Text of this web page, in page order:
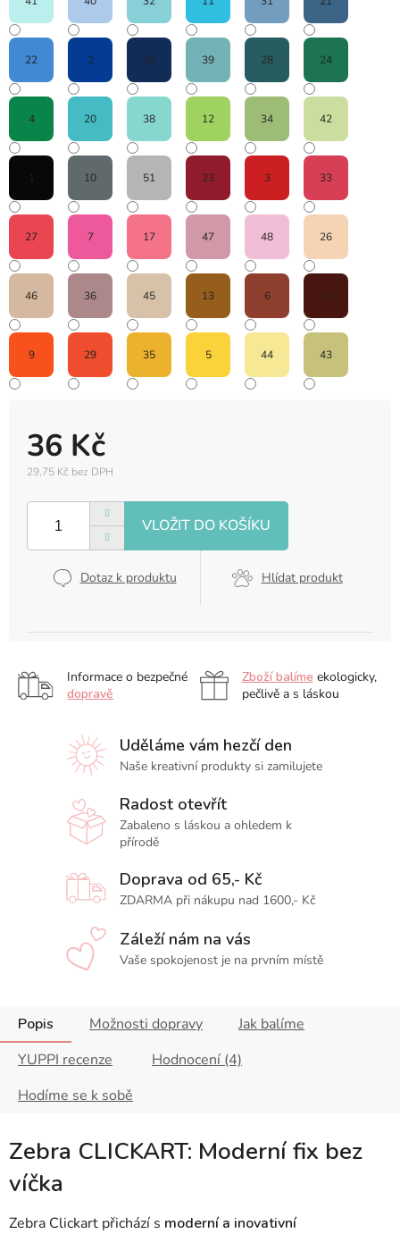
36 Kč
29,75 Kč bez DPH
cena:
Dotaz k produktu Hlídat produkt
22 2 19 39 28 24
4 20 38 12 34 42
1 10 51 23 3 33
27 7 17 47 48 26
46 36 45 13 6 16
9 29 35 5 44 43
Informace o bezpečné
dopravě
Zboží balíme ekologicky,
pečlivě a s láskou
Uděláme vám hezčí den
Naše kreativní produkty si zamilujete
Radost otevřít
Zabaleno s láskou a ohledem k
přírodě
Doprava od 65,- Kč
ZDARMA při nákupu nad 1600,- Kč
Záleží nám na vás
Vaše spokojenost je na prvním místě
Popis Možnosti dopravy
Jak balíme
YUPPI recenze
Hodnocení (4)
Hodíme se k sobě
Zebra CLICKART: Moderní fix bez
víčka
Zebra Clickart přichází s moderní a inovativní